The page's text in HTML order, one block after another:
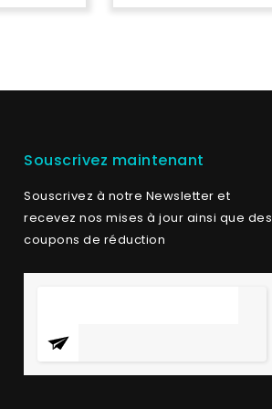
Souscrivez maintenant
Souscrivez à notre Newsletter et
recevez nos mises à jour ainsi que des
coupons de réduction